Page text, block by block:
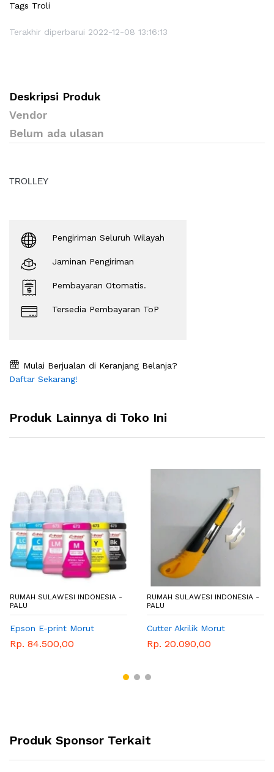
Tags Troli
Terakhir diperbarui 2022-12-08 13:16:13
Deskripsi Produk
Vendor
Belum ada ulasan
TROLLEY
Pengiriman Seluruh Wilayah
Jaminan Pengiriman
Pembayaran Otomatis.
Tersedia Pembayaran ToP
Mulai Berjualan di Keranjang Belanja?
Daftar Sekarang!
Produk Lainnya di Toko Ini
RUMAH SULAWESI INDONESIA -
PALU
Epson E-print Morut
Rp. 84.500,00
RUMAH SULAWESI INDONESIA -
PALU
Cutter Akrilik Morut
Rp. 20.090,00
Produk Sponsor Terkait